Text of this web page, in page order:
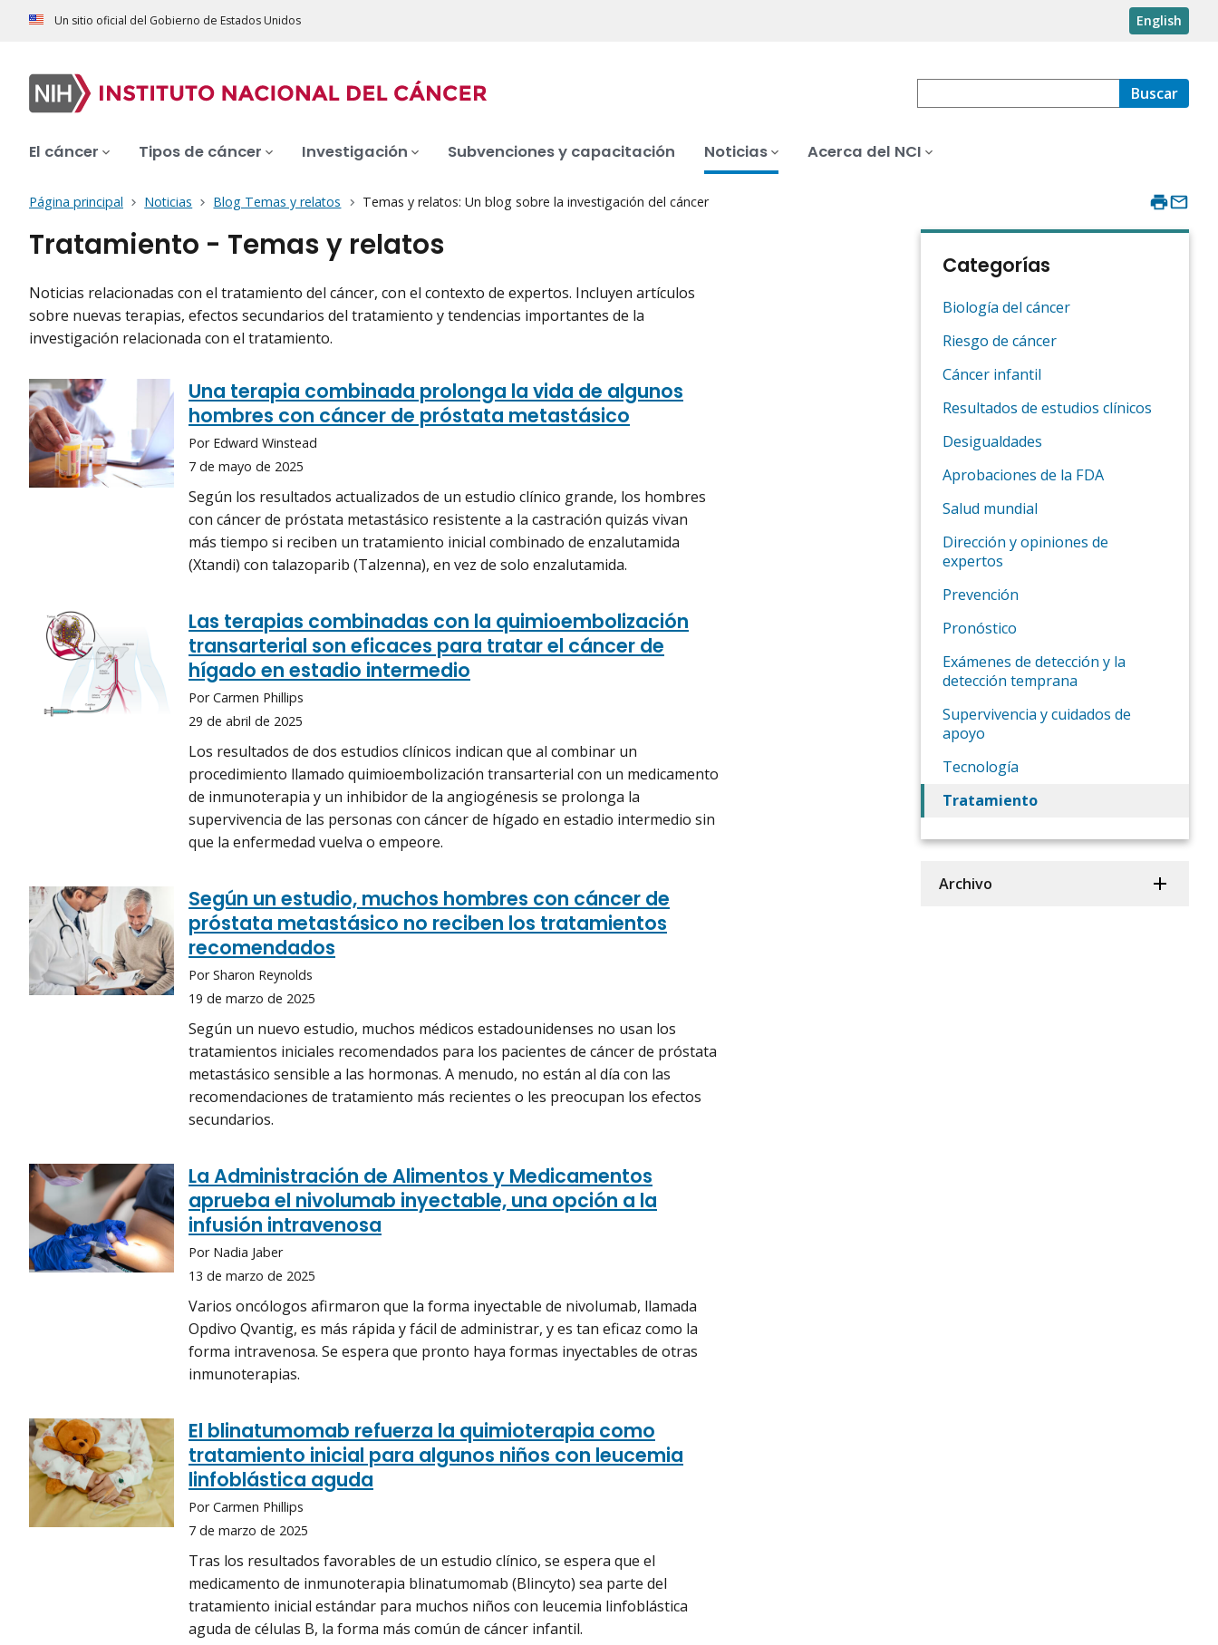
Un sitio oficial del Gobierno de Estados Unidos English
Buscar
El cáncer Tipos de cáncer Investigación Subvenciones y capacitación Noticias Acerca del NCI
Página principal Noticias Blog Temas y relatos Temas y relatos: Un blog sobre la investigación del cáncer
Tratamiento - Temas y relatos
Noticias relacionadas con el tratamiento del cáncer, con el contexto de expertos. Incluyen artículos
sobre nuevas terapias, efectos secundarios del tratamiento y tendencias importantes de la
investigación relacionada con el tratamiento.
Una terapia combinada prolonga la vida de algunos
hombres con cáncer de próstata metastásico
Por Edward Winstead
7 de mayo de 2025
Según los resultados actualizados de un estudio clínico grande, los hombres
con cáncer de próstata metastásico resistente a la castración quizás vivan
más tiempo si reciben un tratamiento inicial combinado de enzalutamida
(Xtandi) con talazoparib (Talzenna), en vez de solo enzalutamida.
Las terapias combinadas con la quimioembolización
transarterial son eficaces para tratar el cáncer de
hígado en estadio intermedio
Por Carmen Phillips
29 de abril de 2025
Los resultados de dos estudios clínicos indican que al combinar un
procedimiento llamado quimioembolización transarterial con un medicamento
de inmunoterapia y un inhibidor de la angiogénesis se prolonga la
supervivencia de las personas con cáncer de hígado en estadio intermedio sin
que la enfermedad vuelva o empeore.
Según un estudio, muchos hombres con cáncer de
próstata metastásico no reciben los tratamientos
recomendados
Por Sharon Reynolds
19 de marzo de 2025
Según un nuevo estudio, muchos médicos estadounidenses no usan los
tratamientos iniciales recomendados para los pacientes de cáncer de próstata
metastásico sensible a las hormonas. A menudo, no están al día con las
recomendaciones de tratamiento más recientes o les preocupan los efectos
secundarios.
La Administración de Alimentos y Medicamentos
aprueba el nivolumab inyectable, una opción a la
infusión intravenosa
Por Nadia Jaber
13 de marzo de 2025
Varios oncólogos afirmaron que la forma inyectable de nivolumab, llamada
Opdivo Qvantig, es más rápida y fácil de administrar, y es tan eficaz como la
forma intravenosa. Se espera que pronto haya formas inyectables de otras
inmunoterapias.
El blinatumomab refuerza la quimioterapia como
tratamiento inicial para algunos niños con leucemia
linfoblástica aguda
Por Carmen Phillips
7 de marzo de 2025
Tras los resultados favorables de un estudio clínico, se espera que el
medicamento de inmunoterapia blinatumomab (Blincyto) sea parte del
tratamiento inicial estándar para muchos niños con leucemia linfoblástica
aguda de células B, la forma más común de cáncer infantil.
Categorías
Biología del cáncer
Riesgo de cáncer
Cáncer infantil
Resultados de estudios clínicos
Desigualdades
Aprobaciones de la FDA
Salud mundial
Dirección y opiniones de
expertos
Prevención
Pronóstico
Exámenes de detección y la
detección temprana
Supervivencia y cuidados de
apoyo
Tecnología
Tratamiento
Archivo